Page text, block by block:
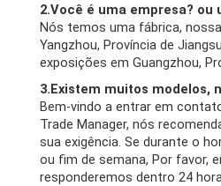
2.Você é uma empresa? ou
Nós temos uma fábrica,
Yangzhou, Província de
exposições em Guangzhou,
3.Existem muitos modelos,
Bem-vindo a entrar em
Trade Manager, nós
sua exigência. Se durante o
ou fim de semana, Por favor,
responderemos dentro 24